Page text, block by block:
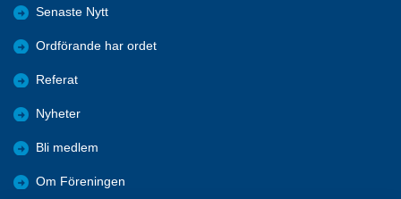
Senaste Nytt
Ordförande har ordet
Referat
Nyheter
Bli medlem
Om Föreningen